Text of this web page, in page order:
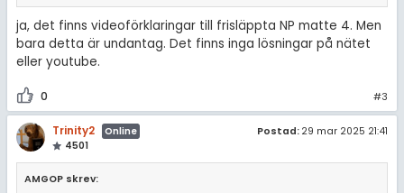
ja, det finns videoförklaringar till frisläppta NP matte 4. Men
bara detta är undantag. Det finns inga lösningar på nätet
eller youtube.
0 #3
Trinity2
Online
4501
Postad: 29 mar 2025 21:41
AMGOP skrev:
Om Pluggakuten
Cookie-inställningar